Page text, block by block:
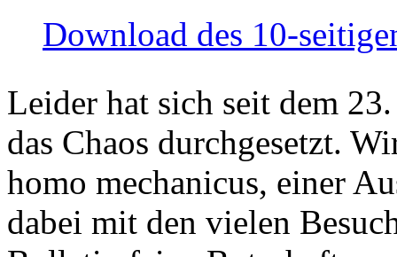
Download des 10-
Leider hat sich seit dem
das Chaos durchgesetzt.
homo mechanicus, einer
dabei mit den vielen